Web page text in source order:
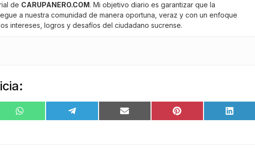
de CARUPANERO.COM. Mi objetivo diario es garantizar que la
a nuestra comunidad de manera oportuna, veraz y con un enfoque
intereses, logros y desafíos del ciudadano sucrense.